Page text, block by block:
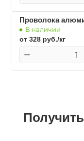
Проволока
В наличии
от 328 руб./кг